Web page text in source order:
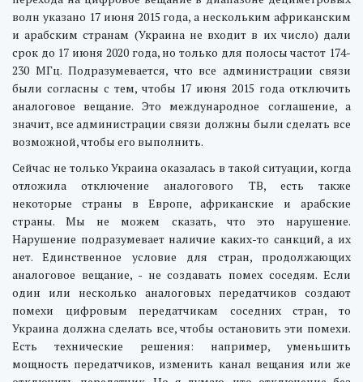
волн указано 17 июня 2015 года, а нескольким африканским
и арабским странам (Украина не входит в их число) дали
срок до 17 июня 2020 года, но только для полосы частот 174-
230 МГц. Подразумевается, что все администрации связи
были согласны с тем, чтобы 17 июня 2015 года отключить
аналоговое вещание. Это международное соглашение, а
значит, все администрации связи должны были сделать все
возможной, чтобы его выполнить.
Сейчас не только Украина оказалась в такой ситуации, когда
отложила отключение аналогового ТВ, есть также
некоторые страны в Европе, африканские и арабские
страны. Мы не можем сказать, что это нарушение.
Нарушение подразумевает наличие каких-то санкций, а их
нет. Единственное условие для стран, продолжающих
аналоговое вещание, - не создавать помех соседям. Если
один или несколько аналоговых передатчиков создают
помехи цифровым передатчикам соседних стран, то
Украина должна сделать все, чтобы остановить эти помехи.
Есть технические решения: например, уменьшить
мощность передатчиков, изменить канал вещания или же